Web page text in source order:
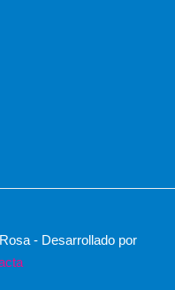
- Desarrollado por